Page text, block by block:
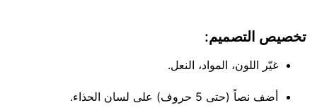
تخصيص التصميم:
غيّر اللون، المواد، النعل.
أضف نصاً (حتى 5 حروف) على لسان الحذاء.